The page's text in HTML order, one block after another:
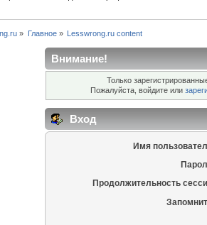
» Главное» Lesswrong.ru content
Внимание!
Только
Пожалуйста, войдите или
Вход
Имя
Продолжительность